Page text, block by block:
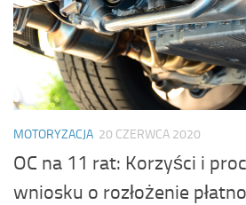
MOTORYZACJA 20 CZERWCA 2020
OC na 11 rat: Korzyści i
wniosku o rozłożenie